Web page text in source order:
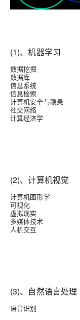
(1)、机器学习
数据挖掘
数据库
信息系统
信息检索
计算机安全与隐患
社交网络
计算经济学
(2)、计算机视觉
计算机图形学
可视化
虚拟现实
多媒体技术
人机交互
(3)、自然语言处理
语音识别